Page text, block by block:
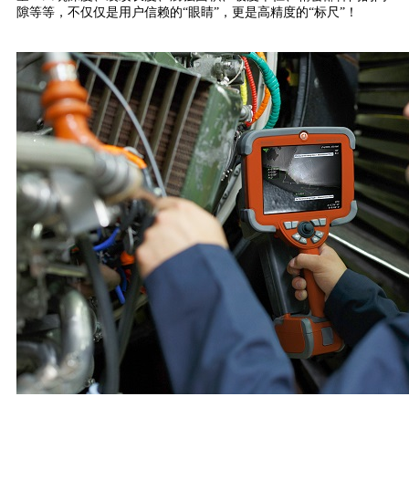
隙等等，不仅仅是用户信赖的“眼睛”，更是高精度的“标尺”！